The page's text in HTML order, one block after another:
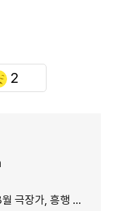
2
바통 이어갈 신작은